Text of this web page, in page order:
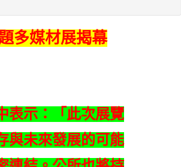
多媒材展揭幕
表示：「此次展覽
與未來發展的可能